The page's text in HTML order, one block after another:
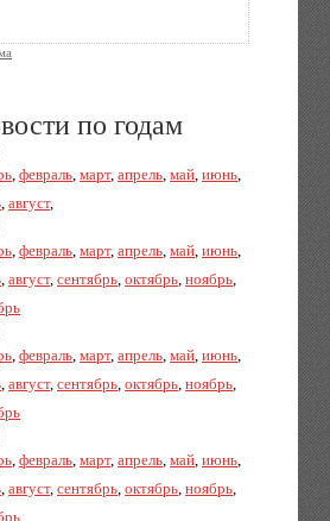
по годам
,февраль,март,апрель,май,июнь,
,август,
,февраль,март,апрель,май,июнь,
,август,сентябрь,октябрь,ноябрь,
,февраль,март,апрель,май,июнь,
,август,сентябрь,октябрь,ноябрь,
,февраль,март,апрель,май,июнь,
,август,сентябрь,октябрь,ноябрь,